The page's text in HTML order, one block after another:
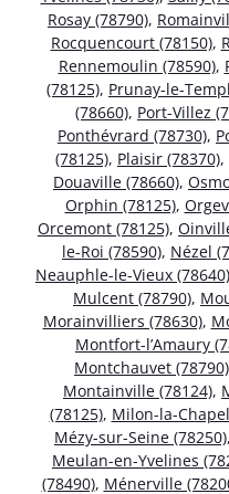
Rosay (78790),
Rocquencourt (78150),
Rennemoulin (78590),
(78125), Prunay-le-
(78660), Port-Villez
Ponthévrard (78730),
(78125), Plaisir (78370),
Douaville (78660),
Orphin (78125),
Orcemont (78125),
le-Roi (78590), Nézel
Neauphle-le-Vieux (78640)
Mulcent (78790),
Morainvilliers (78630),
Montfort-l’Amaury
Montchauvet (78790)
Montainville (78124),
(78125), Milon-la-
Mézy-sur-Seine (78250),
Meulan-en-Yvelines
(78490), Ménerville